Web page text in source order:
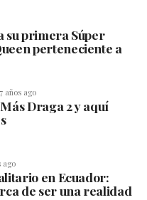
su primera Súper
perteneciente a
7 años ago
Draga 2 y aquí
ago
en Ecuador:
de ser una realidad